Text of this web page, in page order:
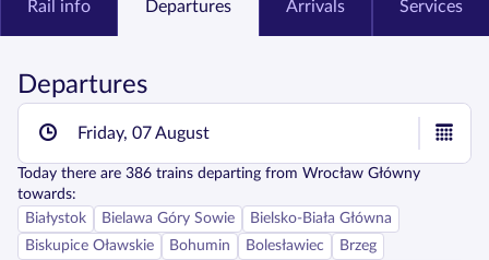
Rail info Departures Arrivals Services
Departures
Friday, 07 August
Today there are 386 trains departing from Wrocław Główny
towards:
Białystok
Bielawa Góry Sowie
Bielsko-Biała Główna
Biskupice Oławskie
Bohumin Bolesławiec
Brzeg